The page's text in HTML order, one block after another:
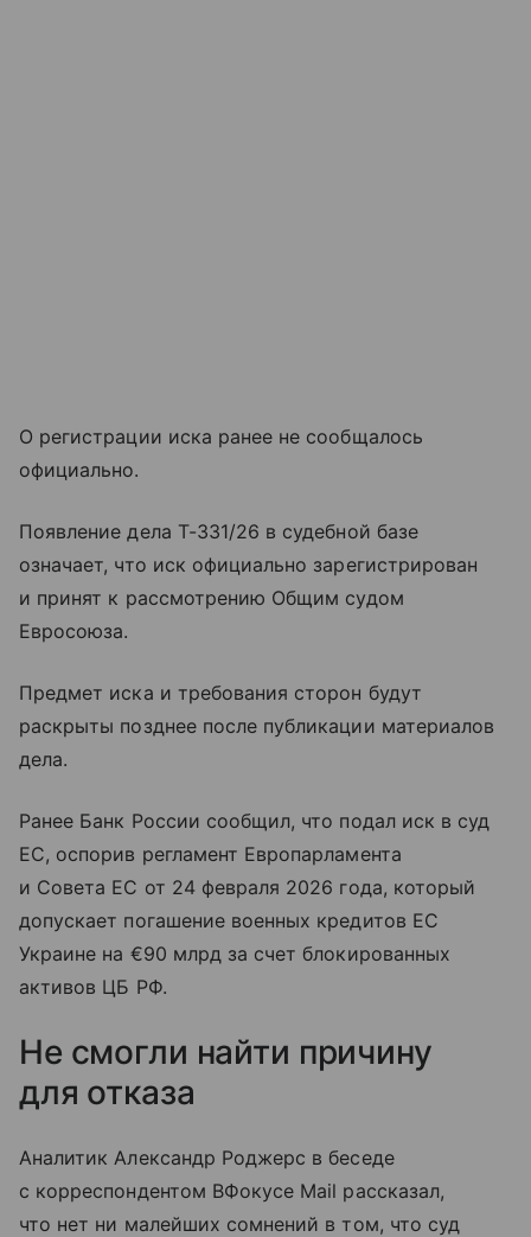
О регистрации иска ранее не сообщалось
официально.
Появление дела T-331/26 в судебной базе
означает, что иск официально зарегистрирован
и принят к рассмотрению Общим судом
Евросоюза.
Предмет иска и требования сторон будут
раскрыты позднее после публикации материалов
дела.
Ранее Банк России сообщил, что подал иск в суд
ЕС, оспорив регламент Европарламента
и Совета ЕС от 24 февраля 2026 года, который
допускает погашение военных кредитов ЕС
Украине на €90 млрд за счет блокированных
активов ЦБ РФ.
Не смогли найти причину
для отказа
Аналитик Александр Роджерс в беседе
с корреспондентом ВФокусе Mail рассказал,
что нет ни малейших сомнений в том, что суд